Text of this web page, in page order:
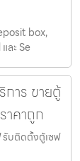
box,
ละ Se
าร ขายตู้
าคาถูก
รับติดตั้งตู้เซฟ